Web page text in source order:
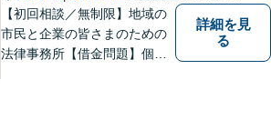
力】
【初回相談／無制限】地域の
市民と企業の皆さまのための
法律事務所【借金問題】個
詳細を見
る